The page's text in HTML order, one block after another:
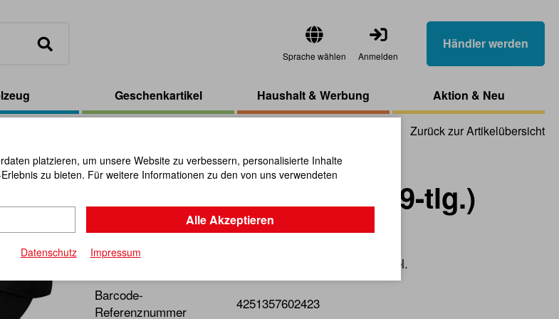
Sprache wählen Anmelden
Händler werden
Geschenkartikel Haushalt & Werbung Aktion & Neu
Zurück zur Artikelübersicht
Rollenspielset Polizei (9-tlg.)
Artikel-Nr.:113208
Ideal für Kita-Einsatz oder gemeinsames Eltern-Kind-Spiel.
Barcode-
Referenznummer
4251357602423
platzieren, um unsere Website zu verbessern, personalisierte Inhalte
zu bieten. Für weitere Informationen zu den von uns verwendeten
Alle Akzeptieren
Datenschutz Impressum